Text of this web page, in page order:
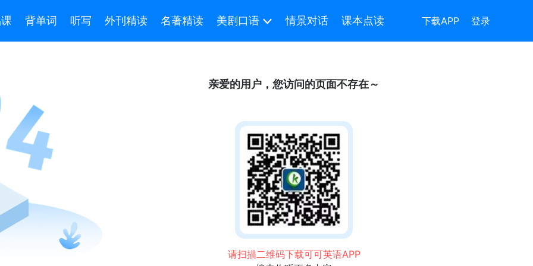
背单词 听写 外刊精读 名著精读 美剧口语 情景对话 课本点读 下载APP 登录
亲爱的用户，您访问的页面不存在～
请扫描二维码下载可可英语APP